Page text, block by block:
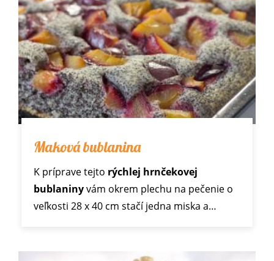
Maková bublanina
K príprave tejto rýchlej hrnčekovej
bublaninyvám okrem plechu na pečenie o
veľkosti 28 x 40 cm stačí jedna miska a…